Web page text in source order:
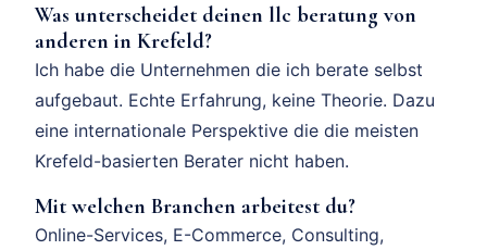
Was unterscheidet deinen llc beratung von
anderen in Krefeld?
Ich habe die Unternehmen die ich berate selbst
aufgebaut. Echte Erfahrung, keine Theorie. Dazu
eine internationale Perspektive die die meisten
Krefeld-basierten Berater nicht haben.
Mit welchen Branchen arbeitest du?
Online-Services, E-Commerce, Consulting,